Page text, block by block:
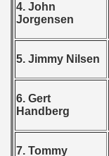
4. John
Jorgensen
5. Jimmy Nilsen
6. Gert
Handberg
7. Tommy
1986